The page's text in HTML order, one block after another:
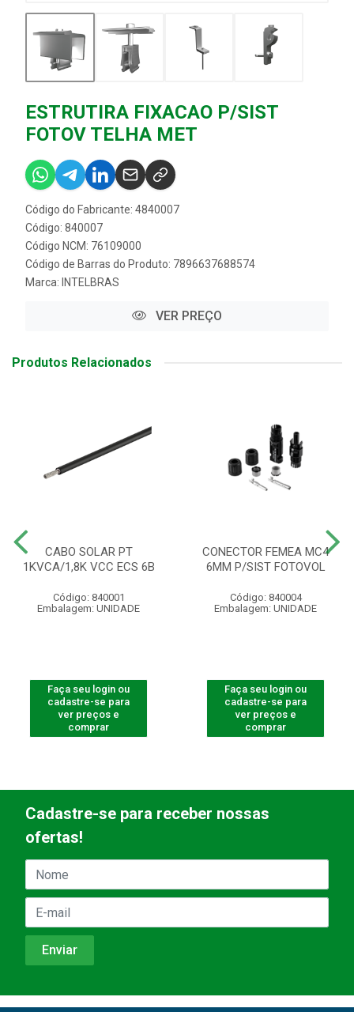
ESTRUTIRA FIXACAO P/SIST
FOTOV TELHA MET
Código do Fabricante: 4840007
Código: 840007
Código NCM: 76109000
Código de Barras do Produto: 7896637688574
Marca: INTELBRAS
VER PREÇO
Produtos Relacionados
CABO SOLAR PT
1KVCA/1,8K VCC ECS 6B
Código: 840001
Embalagem: UNIDADE
Faça seu login ou
cadastre-se para
ver preços e
comprar
CONECTOR FEMEA MC4
6MM P/SIST FOTOVOL
Código: 840004
Embalagem: UNIDADE
Faça seu login ou
cadastre-se para
ver preços e
comprar
Cadastre-se para receber nossas
ofertas!